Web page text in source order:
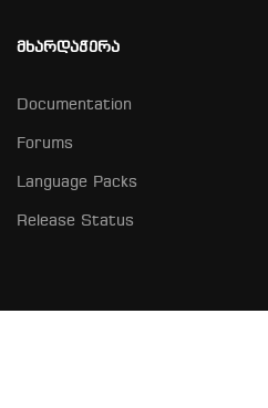
ᲛᲮᲐᲠᲓᲐᲭᲔᲠᲐ
Documentation
Forums
Language Packs
Release Status